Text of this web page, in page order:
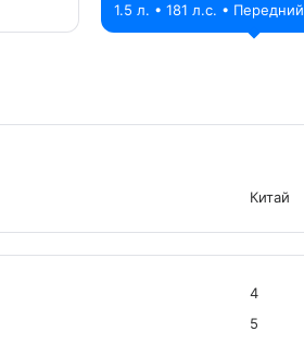
1.5 л. • 181 л.с. • Передний
Китай
4
5